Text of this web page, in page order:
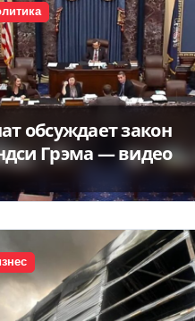
обсуждает закон
Грэма — видео